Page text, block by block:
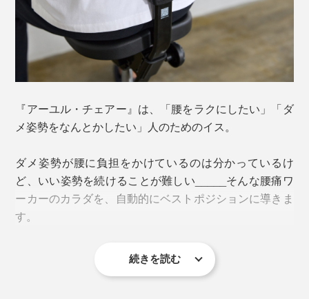
同じくキャスター付きの「プレミアムモデル01
いは、脚部がブラックのプラスティック製であること
と、座面をより低く設定できること。座面やキャスター
『アーユル・チェアー』は、「腰をラクにしたい」「ダ
メ姿勢をなんとかしたい」人のためのイス。
ダメ姿勢が腰に負担をかけているのは分かっているけ
ど、いい姿勢を続けることが難しい_____そんな腰痛ワ
ーカーのカラダを、自動的にベストポジションに導きま
す。
続きを読む